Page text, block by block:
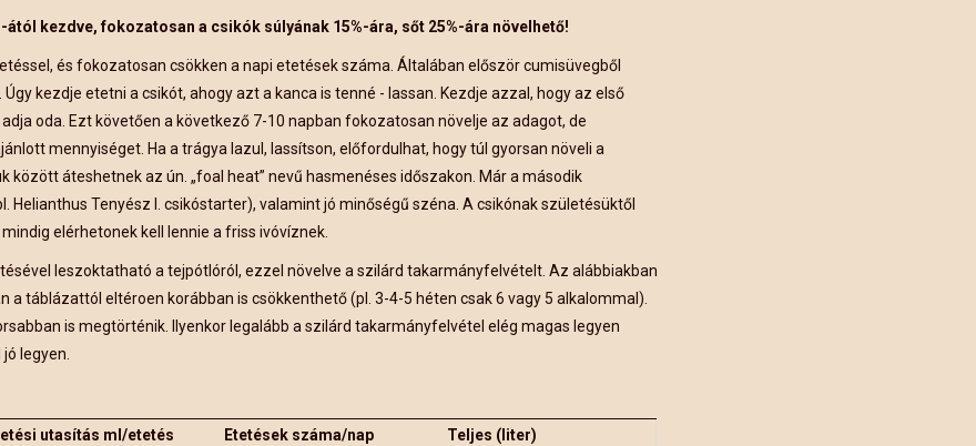
kezdve, fokozatosan a csikók súlyának 15%-ára, sőt 25%-ára növelhető!
és fokozatosan csökken a napi etetések száma. Általában először cumisüvegből
kezdje etetni a csikót, ahogy azt a kanca is tenné - lassan. Kezdje azzal, hogy az első
oda. Ezt követően a következő 7-10 napban fokozatosan növelje az adagot, de
mennyiséget. Ha a trágya lazul, lassítson, előfordulhat, hogy túl gyorsan növeli a
között áteshetnek az ún. „foal heat” nevű hasmenéses időszakon. Már a második
Tenyész I. csikóstarter), valamint jó minőségű széna. A csikónak születésüktől
elérhetonek kell lennie a friss ivóvíznek.
leszoktatható a tejpótlóról, ezzel növelve a szilárd takarmányfelvételt. Az alábbiakban
táblázattól eltéroen korábban is csökkenthető (pl. 3-4-5 héten csak 6 vagy 5 alkalommal).
is megtörténik. Ilyenkor legalább a szilárd takarmányfelvétel elég magas legyen
legyen.
utasítás ml/etetés Etetések száma/nap Teljes (liter)